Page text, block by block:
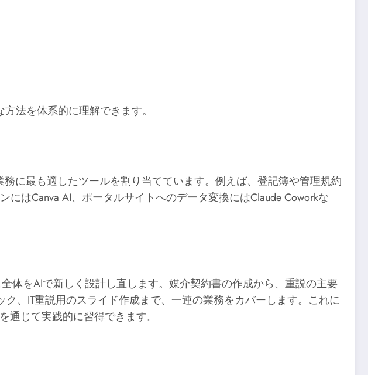
法を体系的に理解できます。
に最も適したツールを割り当てています。例えば、登記簿や管理規約
はCanva AI、ポータルサイトへのデータ変換にはClaude Coworkな
体をAIで新しく設計し直します。媒介契約書の作成から、重説の主要
、IT重説用のスライド作成まで、一連の業務をカバーします。これに
じて実践的に習得できます。